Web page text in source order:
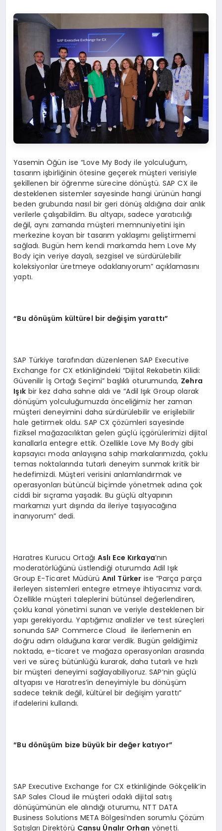
Yasemin Öğün ise “Love My Body ile yolculuğum,
tasarım işbirliğinin ötesine geçerek müşteri verisiyle
şekillenen bir öğrenme sürecine dönüştü. SAP CX ile
desteklenen sistemler sayesinde hangi ürünün hangi
beden grubunda nasıl bir geri dönüş aldığına dair anlık
verilerle çalışabildim. Bu altyapı, sadece yaratıcılığı
değil, aynı zamanda müşteri memnuniyetini işin
merkezine koyan bir tasarım yaklaşımı geliştirmemi
sağladı. Bugün hem kendi markamda hem Love My
Body için veriye dayalı, sezgisel ve sürdürülebilir
koleksiyonlar üretmeye odaklanıyorum” açıklamasını
yaptı.
“Bu dönüşüm kültürel bir değişim yarattı”
SAP Türkiye tarafından düzenlenen SAP Executive
Exchange for CX etkinliğindeki “Dijital Rekabetin Kilidi:
Güvenilir İş Ortağı Seçimi” başlıklı oturumunda, Zehra
Işıkbir kez daha sahne aldı ve “Adil Işık Group olarak
dönüşüm yolculuğumuzda önceliğimiz her zaman
müşteri deneyimini daha sürdürülebilir ve erişilebilir
hale getirmek oldu. SAP CX çözümleri sayesinde
fiziksel mağazacılıktan gelen güçlü içgörülerimizi dijital
kanallarla entegre ettik. Özellikle Love My Body gibi
kapsayıcı moda anlayışına sahip markalarımızda, çoklu
temas noktalarında tutarlı deneyim sunmak kritik bir
hedefimizdi. Müşteri verisini anlamlandırmak ve
operasyonları bütüncül biçimde yönetmek adına çok
ciddi bir sıçrama yaşadık. Bu güçlü altyapının
markamızı yurt dışında da ileriye taşıyacağına
inanıyorum” dedi.
Haratres Kurucu Ortağı Aslı Ece Kırkaya’nın
moderatörlüğünü üstlendiği oturumda Adil Işık
Group E-Ticaret Müdürü Anıl Türker ise “Parça parça
ilerleyen sistemleri entegre etmeye ihtiyacımız vardı.
Özellikle müşteri taleplerini bütünsel değerlendiren,
çoklu kanal yönetimi sunan ve veriyle desteklenen bir
yapı gerekiyordu. Yaptığımız analizler ve test süreçleri
sonunda SAP Commerce Cloud ile ilerlemenin en
doğru adım olduğuna karar verdik. Bugün geldiğimiz
noktada, e-ticaret ve mağaza operasyonları arasında
veri ve süreç bütünlüğü kurarak, daha tutarlı ve hızlı
bir müşteri deneyimi sağlayabiliyoruz. SAP’nin güçlü
altyapısı ve Haratres’in deneyimiyle bu dönüşüm
sadece teknik değil, kültürel bir değişim yarattı”
ifadelerini kullandı.
“Bu dönüşüm bize büyük bir değer katıyor”
SAP Executive Exchange for CX etkinliğinde Gökçelik’in
SAP Sales Cloud ile müşteri odaklı dijital satış
dönüşümünün ele alındığı oturumu, NTT DATA
Business Solutions META Bölgesi’nden sorumlu Çözüm
Satışları Direktörü Cansu Ünalır Orhan yönetti.